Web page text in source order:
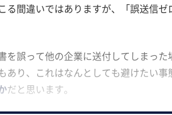
間違いではありますが、「誤送信
誤って他の企業に送付してしまった
り、これはなんとしても避けたい事
だと思います。